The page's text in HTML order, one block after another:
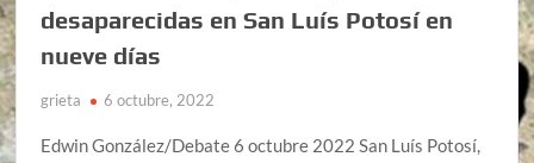
desaparecidas en San Luís Potosí en
nueve días
grieta 6 octubre, 2022
Edwin González/Debate 6 octubre 2022 San Luís Potosí,